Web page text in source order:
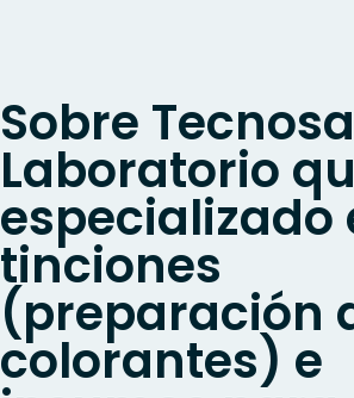
Sobre
Laboratorio
especializado
tinciones
(preparación
colorantes) e